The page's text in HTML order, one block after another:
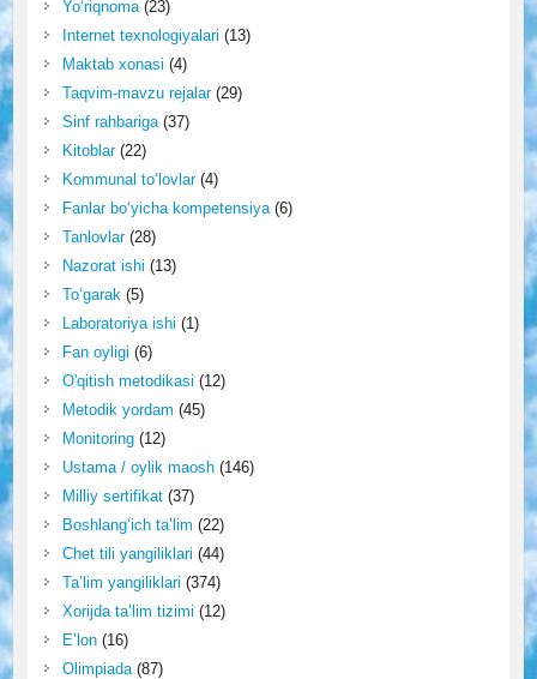
Yo‘riqnoma(23)
Internet texnologiyalari (13)
Maktab xonasi (4)
Taqvim-mavzu rejalar(29)
Sinf rahbariga(37)
Kitoblar(22)
Kommunal to‘lovlar(4)
Fanlar bo‘yicha kompetensiya(6)
Tanlovlar(28)
Nazorat ishi (13)
To‘garak (5)
Laboratoriya ishi (1)
Fan oyligi (6)
O'qitish metodikasi (12)
Metodik yordam (45)
Monitoring(12)
Ustama / oylik maosh(146)
Milliy sertifikat(37)
Boshlang‘ich ta’lim (22)
Chet tili yangiliklari (44)
Ta’lim yangiliklari (374)
Xorijda ta’lim tizimi (12)
E’lon(16)
Olimpiada(87)